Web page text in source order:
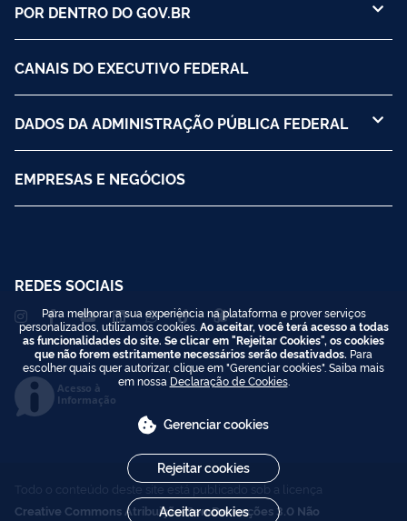
POR DENTRO DO GOV.BR
CANAIS DO EXECUTIVO FEDERAL
DADOS DA ADMINISTRAÇÃO PÚBLICA FEDERAL
EMPRESAS E NEGÓCIOS
REDES SOCIAIS
Acesso à
Informação
Todo o conteúdo deste site está publicado sob a licença
Creative Commons Atribuição-SemDerivações 3.0 Não
Para melhorar a sua experiência na plataforma e prover serviços
personalizados, utilizamos cookies. Ao aceitar, você terá acesso a todas
as funcionalidades do site. Se clicar em "Rejeitar Cookies", os cookies
que não forem estritamente necessários serão desativados. Para
escolher quais quer autorizar, clique em "Gerenciar cookies". Saiba mais
em nossa Declaração de Cookies.
Gerenciar cookies
Rejeitar cookies
Aceitar cookies